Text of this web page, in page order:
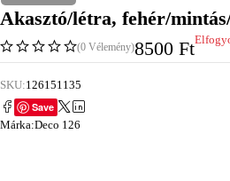
Akasztó/létra, fehér/
(0 Vélemény)8500 Ft
SKU:126151135
Save
Márka:Deco 126